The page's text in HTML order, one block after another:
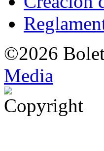
©2026
Media